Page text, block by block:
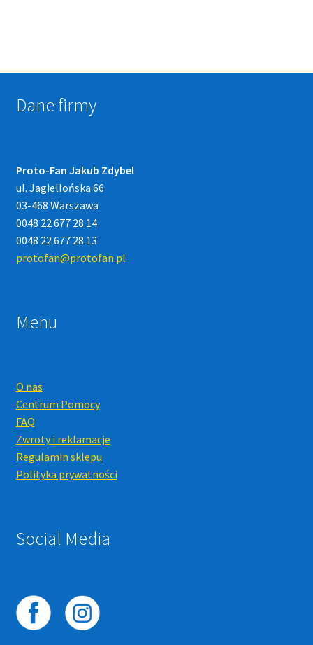
Dane firmy
Proto-Fan Jakub Zdybel
ul. Jagiellońska 66
03-468 Warszawa
0048 22 677 28 14
0048 22 677 28 13
protofan@protofan.pl
Menu
O nas
Centrum Pomocy
FAQ
Zwroty i reklamacje
Regulamin sklepu
Polityka prywatności
Social Media